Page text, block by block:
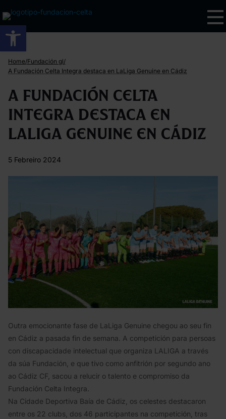
Abrir barra de ferramentas
Home/Fundación gl/
A Fundación Celta Integra destaca en LaLiga Genuine en Cádiz
A Fundación Celta
Integra destaca en
LaLiga Genuine en Cádiz
5 Febreiro 2024
Outra emocionante fase de LaLiga Genuine chegou ao seu fin
en Cádiz a pasada fin de semana. A competición para persoas
con discapacidade intelectual que organiza LALIGA a través
da súa Fundación, e que tivo como anfitrión por segundo ano
ao Cádiz CF, sacou a relucir o talento e compromiso da
Fundación Celta Integra.
Na Cidade Deportiva Baía de Cádiz, os celestes destacaron
entre os 22 clubs, dos 46 participantes na competición, tras